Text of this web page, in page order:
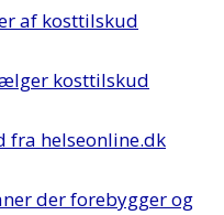
af kosttilskud
kosttilskud
fra helseonline.dk
der forebygger og